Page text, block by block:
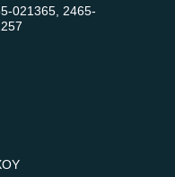
021365, 2465-